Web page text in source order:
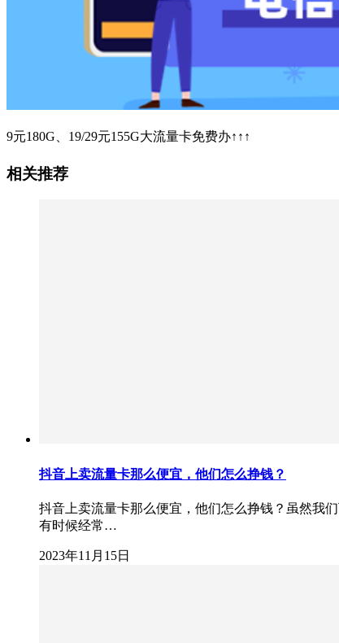
9元180G、19/29元155G大流量卡免费办↑↑↑
相关推荐
抖音上卖流量卡那么便宜，他们怎么挣钱？
抖音上卖流量卡那么便宜，他们怎么挣钱？虽然我
有时候经常…
2023年11月15日